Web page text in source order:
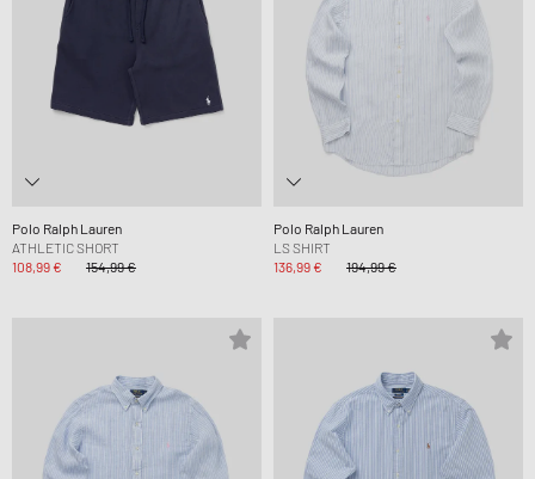
Polo Ralph Lauren
ATHLETIC SHORT
108,99 €
154,99 €
Polo Ralph Lauren
LS SHIRT
136,99 €
194,99 €